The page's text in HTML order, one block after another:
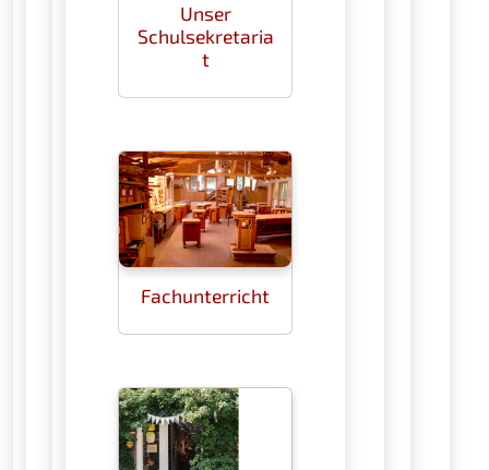
Unser
Schulsekretaria
t
Fachunterricht